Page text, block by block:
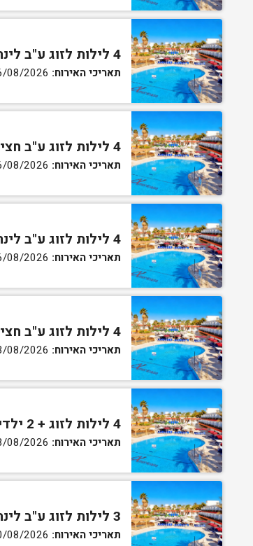
4 לילות לזוג ע"ב לינה וארוחת בוקר בחדר סטנדרט
תאריכי האירוח:
4 לילות לזוג ע"ב חצי פנסיון בחדר סטנדרט
תאריכי האירוח:
4 לילות לזוג ע"ב לינה וארוחת בוקר בחדר גן
תאריכי האירוח:
4 לילות לזוג ע"ב חצי פנסיון בחדר גן
תאריכי האירוח:
4 לילות לזוג + 2 ילדים ע"ב חצי פנסיון בחדר סופריור
תאריכי האירוח:
3 לילות לזוג ע"ב לינה וארוחת בוקר בחדר סטנדרט
תאריכי האירוח: